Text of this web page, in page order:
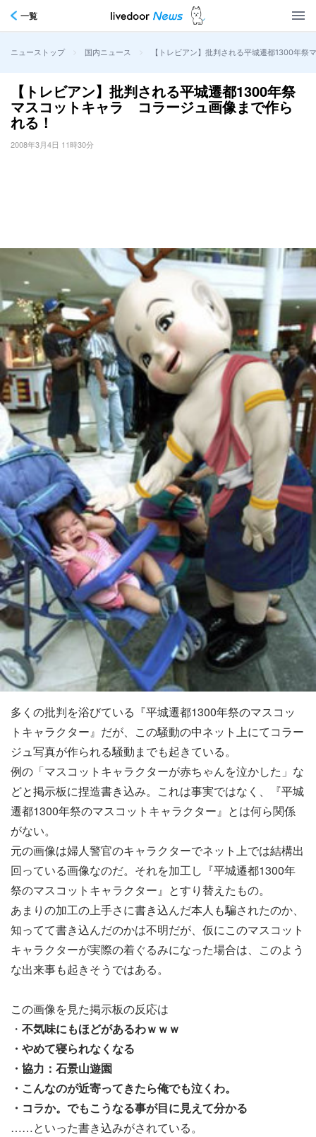
一覧
ニューストップ > 国内ニュース > 【トレビアン】批判される平城遷都1300年
【トレビアン】批判される平城遷都1300年祭
マスコットキャラ コラージュ画像まで作ら
れる！
2008年3月4日 11時30分
多くの批判を浴びている『平城遷都1300年祭のマスコッ
トキャラクター』だが、この騒動の中ネット上にてコラー
ジュ写真が作られる騒動までも起きている。
例の「マスコットキャラクターが赤ちゃんを泣かした」な
どと掲示板に捏造書き込み。これは事実ではなく、『平城
遷都1300年祭のマスコットキャラクター』とは何ら関係
がない。
元の画像は婦人警官のキャラクターでネット上では結構出
回っている画像なのだ。それを加工し『平城遷都1300年
祭のマスコットキャラクター』とすり替えたもの。
あまりの加工の上手さに書き込んだ本人も騙されたのか、
知ってて書き込んだのかは不明だが、仮にこのマスコット
キャラクターが実際の着ぐるみになった場合は、このよう
な出来事も起きそうではある。
この画像を見た掲示板の反応は
・ 不気味にもほどがあるわｗｗｗ
・やめて寝られなくなる
・協力：石景山遊園
・こんなのが近寄ってきたら俺でも泣くわ。
・コラか。でもこうなる事が目に見えて分かる
……といった書き込みがされている。